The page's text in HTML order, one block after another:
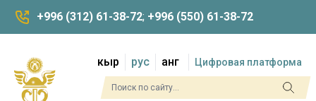
+996 (312) 61-38-72; +996 (550) 61-38-72
кыр рус анг Цифровая платформа